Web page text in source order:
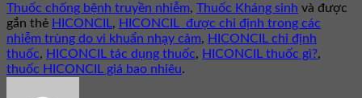
Thuốc chống bệnh truyền nhiễm, Thuốc Kháng sinh và được
gắn thẻ HICONCIL, HICONCIL được chỉ định trong các
nhiễm trùng do vi khuẩn nhạy cảm, HICONCIL chỉ định
thuốc, HICONCIL tác dụng thuốc, HICONCIL thuốc gì?,
thuốc HICONCIL giá bao nhiêu.